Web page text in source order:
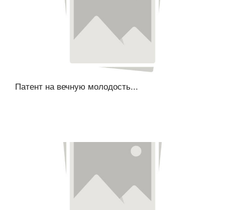
Патент на вечную молодость...